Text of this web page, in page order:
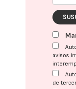
avisos
de